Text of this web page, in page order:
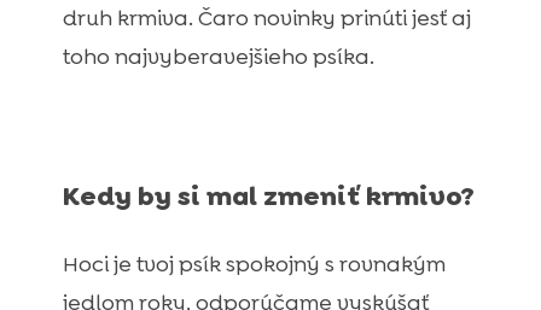
druh krmiva. Čaro novinky prinúti jesť aj
toho najvyberavejšieho psíka.
Kedy by si mal zmeniť krmivo?
Hoci je tvoj psík spokojný s rovnakým
jedlom roky, odporúčame vyskúšať